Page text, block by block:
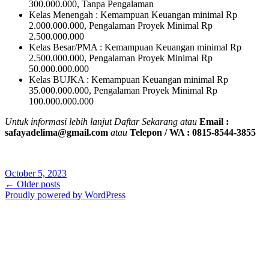
300.000.000, Tanpa Pengalaman
Kelas Menengah : Kemampuan Keuangan minimal Rp
2.000.000.000, Pengalaman Proyek Minimal Rp
2.500.000.000
Kelas Besar/PMA : Kemampuan Keuangan minimal Rp
2.500.000.000, Pengalaman Proyek Minimal Rp
50.000.000.000
Kelas BUJKA : Kemampuan Keuangan minimal Rp
35.000.000.000, Pengalaman Proyek Minimal Rp
100.000.000.000
Untuk informasi lebih lanjut Daftar Sekarang atau Email :
safayadelima@gmail.com atau Telepon / WA : 0815-8544-3855
October 5, 2023
Posts
navigation
← Older posts
Proudly powered by WordPress